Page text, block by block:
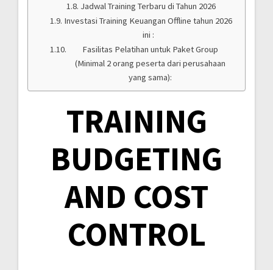
Jadwal Training Terbaru di Tahun 2026
Investasi Training Keuangan Offline tahun 2026
ini :
Fasilitas Pelatihan untuk Paket Group
(Minimal 2 orang peserta dari perusahaan
yang sama):
TRAINING
BUDGETING
AND COST
CONTROL